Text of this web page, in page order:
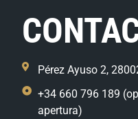
Pérez Ayuso 2,
+34 660 796 189
apertura)